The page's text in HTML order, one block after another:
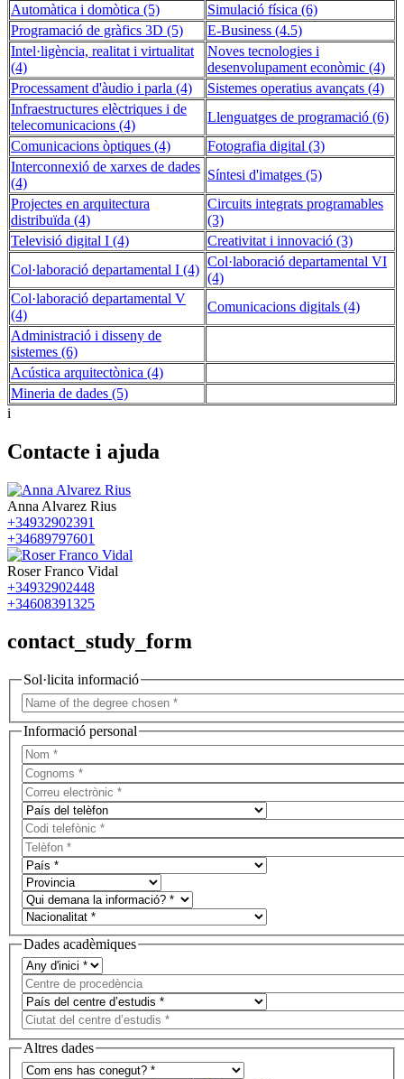
Automàtica i domòtica (5)
Simulació física (6)
Programació de gràfics 3D (5)
E-Business (4.5)
Intel·ligència, realitat i virtualitat
(4)
Noves tecnologies i
desenvolupament econòmic (4)
Processament d'àudio i parla (4)
Sistemes operatius avançats (4)
Infraestructures elèctriques i de
telecomunicacions (4)
Llenguatges de programació (6)
Comunicacions òptiques (4)
Fotografia digital (3)
Interconnexió de xarxes de dades
(4)
Síntesi d'imatges (5)
Projectes en arquitectura
distribuïda (4)
Circuits integrats programables
(3)
Televisió digital I (4)
Creativitat i innovació (3)
Col·laboració departamental I (4)
Col·laboració departamental VI
(4)
Col·laboració departamental V
(4)
Comunicacions digitals (4)
Administració i disseny de
sistemes (6)
Acústica arquitectònica (4)
Mineria de dades (5)
i
Contacte i ajuda
Anna Alvarez Rius
+34932902391
+34689797601
Roser Franco Vidal
+34932902448
+34608391325
contact_study_form
Sol·licita informació
Informació personal
Dades acadèmiques
Altres dades